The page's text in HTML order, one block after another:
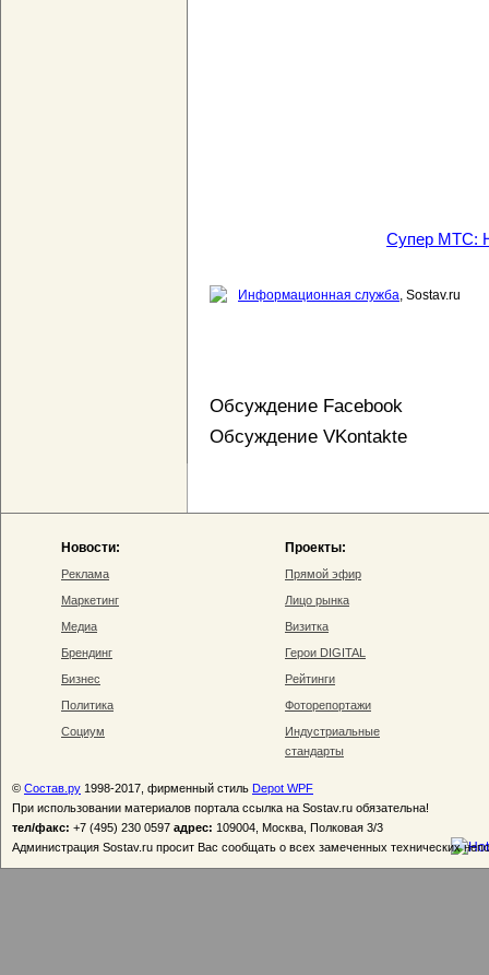
Супер МТС:
Информационная служба, Sostav.ru
Обсуждение Facebook
Обсуждение VKontakte
Новости:
Реклама
Маркетинг
Медиа
Брендинг
Бизнес
Политика
Социум
Проекты:
Прямой эфир
Лицо рынка
Визитка
Герои DIGITAL
Рейтинги
Фоторепортажи
Индустриальные
стандарты
© Состав.ру 1998-2017, фирменный стиль Depot WPF
При использовании материалов портала ссылка на Sostav.ru обязательна!
тел/факс: +7 (495) 230 0597 адрес: 109004, Москва, Полковая 3/3
Администрация Sostav.ru просит Вас сообщать о всех замеченных технических